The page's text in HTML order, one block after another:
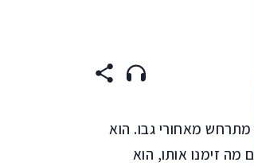
מאחורי גבו. הוא
מה זימנו אותו, הוא